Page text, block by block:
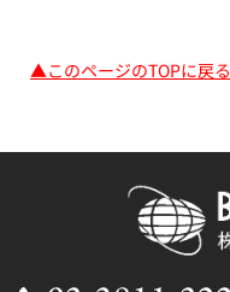
▲このページのTOPに戻る